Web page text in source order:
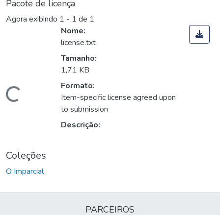
Pacote de licença
Agora exibindo 1 - 1 de 1
Carregando...
Nome:
license.txt
Tamanho:
1,71 KB
Formato:
Item-specific license agreed upon
to submission
Descrição:
Coleções
O Imparcial
PARCEIROS